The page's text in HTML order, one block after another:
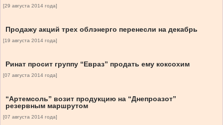
[29 августа 2014 года]
Продажу акций трех облэнерго перенесли на декабрь
[19 августа 2014 года]
Ринат просит группу “Евраз” продать ему коксохим
[07 августа 2014 года]
“Артемсоль” возит продукцию на “Днепроазот”
резервным маршрутом
[07 августа 2014 года]